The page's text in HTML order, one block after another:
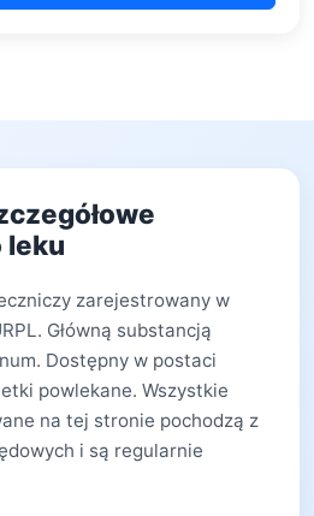
leku
zarejestrowany w
Główną substancją
Dostępny w postaci
powlekane. Wszystkie
na tej stronie pochodzą z
i są regularnie